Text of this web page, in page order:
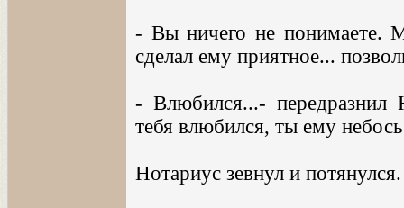
- Вы ничего не понимаете.
сделал ему приятное...
- Влюбился...-
тебя влюбился, ты ему
Нотариус зевнул и потянулся.